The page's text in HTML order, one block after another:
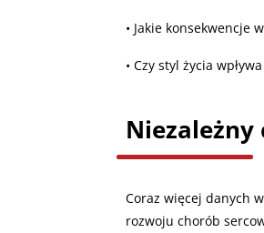
• Jakie konsekwencje
• Czy styl życia
Niezależny
Coraz więcej danych
rozwoju chorób